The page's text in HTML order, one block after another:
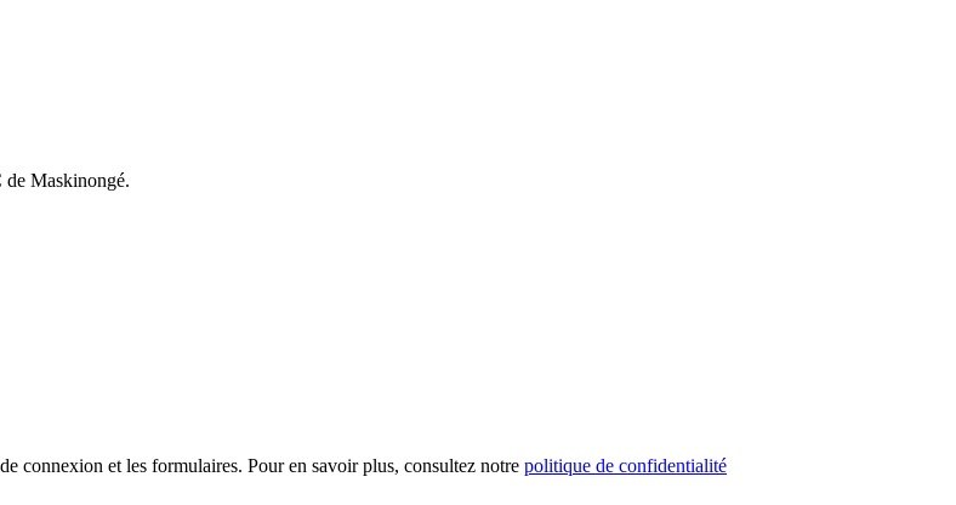
de Maskinongé.
connexion et les formulaires. Pour en savoir plus, consultez notre politique de confidentialité